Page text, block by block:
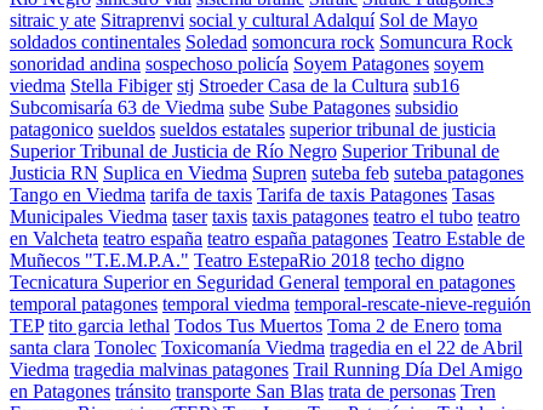
sitraic y ate Sitraprenvi social y cultural Adalquí Sol de Mayo
soldados continentales Soledad somoncura rock Somuncura Rock
sonoridad andina sospechoso policía Soyem Patagones soyem
viedma Stella Fibiger stj Stroeder Casa de la Cultura sub16
Subcomisaría 63 de Viedma sube Sube Patagones subsidio
patagonico sueldos sueldos estatales superior tribunal de justicia
Superior Tribunal de Justicia de Río Negro Superior Tribunal de
Justicia RN Suplica en Viedma Supren suteba feb suteba patagones
Tango en Viedma tarifa de taxis Tarifa de taxis Patagones Tasas
Municipales Viedma taser taxis taxis patagones teatro el tubo teatro
en Valcheta teatro españa teatro españa patagones Teatro Estable de
Muñecos "T.E.M.P.A." Teatro EstepaRio 2018 techo digno
Tecnicatura Superior en Seguridad General temporal en patagones
temporal patagones temporal viedma temporal-rescate-nieve-reguión
TEP tito garcia lethal Todos Tus Muertos Toma 2 de Enero toma
santa clara Tonolec Toxicomanía Viedma tragedia en el 22 de Abril
Viedma tragedia malvinas patagones Trail Running Día Del Amigo
en Patagones tránsito transporte San Blas trata de personas Tren